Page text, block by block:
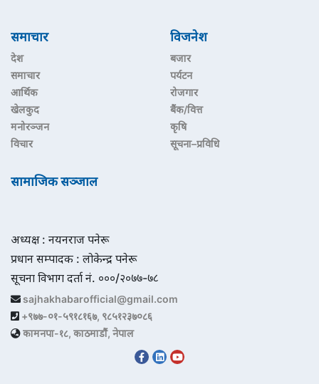
समाचार
देश
समाचार
आर्थिक
खेलकुद
मनोरञ्जन
विचार
विजनेश
बजार
पर्यटन
रोजगार
बैंक/वित्त
कृषि
सूचना–प्रविधि
सामाजिक सञ्जाल
अध्यक्ष : नयनराज पनेरू
प्रधान सम्पादक : लोकेन्द्र पनेरू
सूचना विभाग दर्ता नं. ०००/२०७७-७८
sajhakhabarofficial@gmail.com
+९७७-०१-५९१८१६७, ९८५१२३७०८६
कामनपा-१८, काठमाडौं, नेपाल